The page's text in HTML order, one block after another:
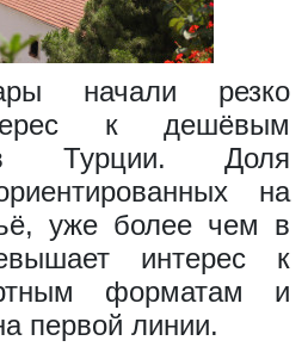
начали резко
к дешёвым
Турции. Доля
на
уже более чем в
интерес к
форматам и
первой линии.